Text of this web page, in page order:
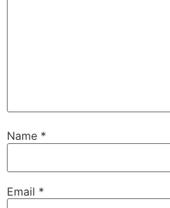
Name *
Email *